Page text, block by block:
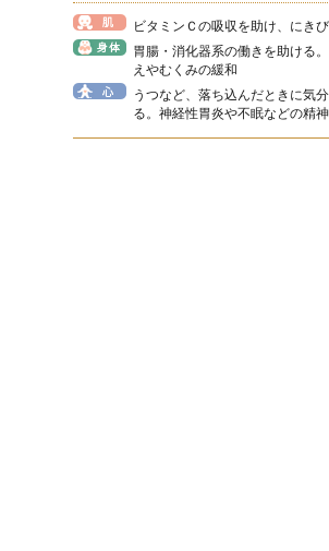
ビタミンＣの吸収を助け、にき
胃腸・消化器系の働きを助ける
えやむくみの緩和
うつなど、落ち込んだときに気
る。神経性胃炎や不眠などの精